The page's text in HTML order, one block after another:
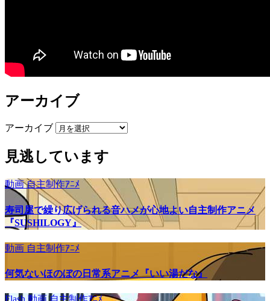
アーカイブ
アーカイブ
見逃しています
動画自主制作ｱﾆﾒ
寿司屋で繰り広げられる音ハメが心地よい自主制作アニメ
『SUSHILOGY』
動画 自主制作ｱﾆﾒ
何気ないほのぼの日常系アニメ『いい湯だな』